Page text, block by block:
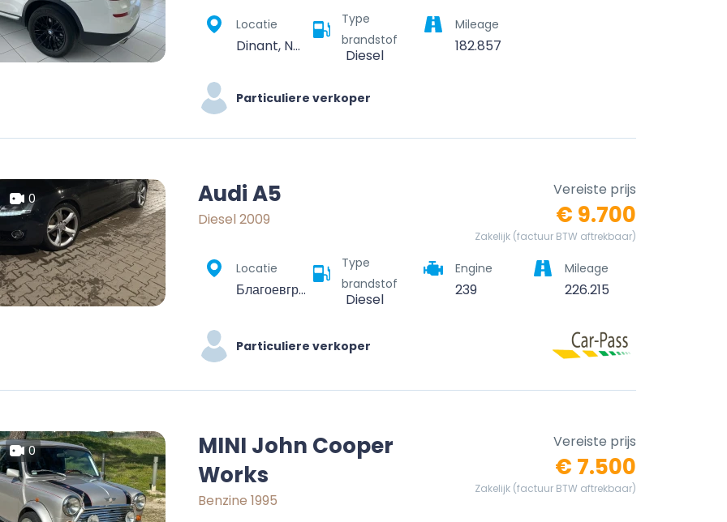
Locatie
Dinant, Namur, Wallonie, Belgique
Type
brandstof
Diesel
Mileage
182.857
Particuliere verkoper
0 Audi A5
Diesel 2009
Vereiste prijs
€ 9.700
Zakelijk (factuur BTW aftrekbaar)
Locatie
Благоевград, 2700, България
Type
brandstof
Diesel
Engine
239
Mileage
226.215
Particuliere verkoper
0
MINI John Cooper
Works
Benzine 1995
Vereiste prijs
€ 7.500
Zakelijk (factuur BTW aftrekbaar)